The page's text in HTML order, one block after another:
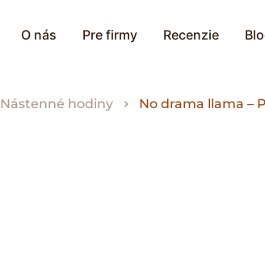
O nás Pre firmy Recenzie
Nástenné hodiny No drama llama –